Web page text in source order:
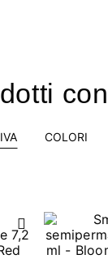
COLORI